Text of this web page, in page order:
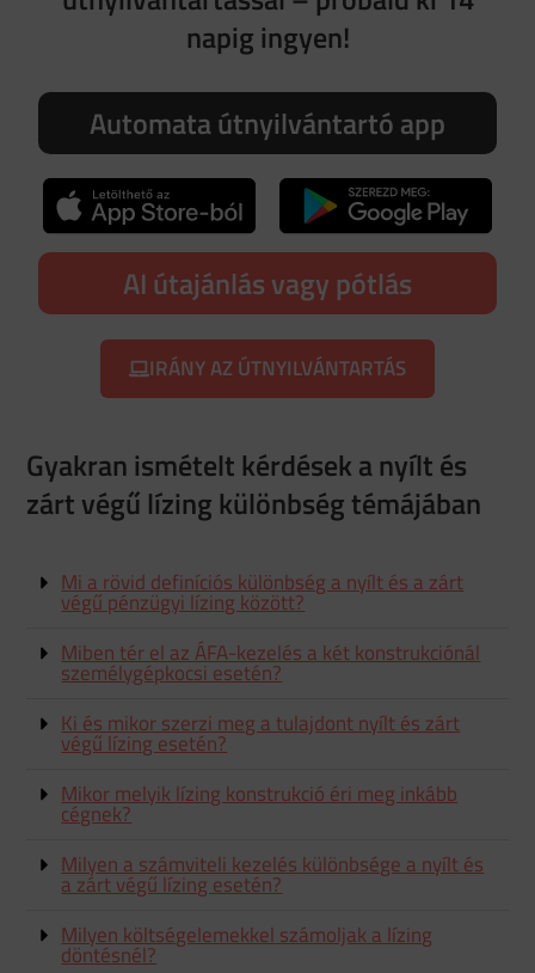
napig ingyen!
Automata útnyilvántartó app
AI útajánlás vagy pótlás
IRÁNY AZ ÚTNYILVÁNTARTÁS
Gyakran ismételt kérdések a nyílt és
zárt végű lízing különbség témájában
Mi a rövid definíciós különbség a nyílt és a zárt
végű pénzügyi lízing között?
Miben tér el az ÁFA-kezelés a két konstrukciónál
személygépkocsi esetén?
Ki és mikor szerzi meg a tulajdont nyílt és zárt
végű lízing esetén?
Mikor melyik lízing konstrukció éri meg inkább
cégnek?
Milyen a számviteli kezelés különbsége a nyílt és
a zárt végű lízing esetén?
Milyen költségelemekkel számoljak a lízing
döntésnél?